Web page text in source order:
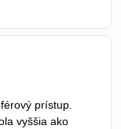
prístup.
vyššia ako